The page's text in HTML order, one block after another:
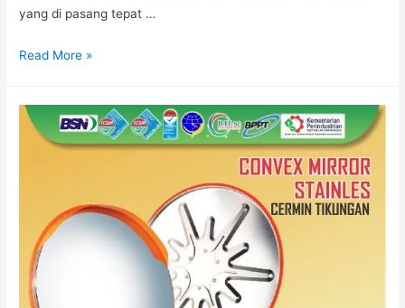
yang di pasang tepat …
Pabrik
Galvanis
Rekomendasi
Read More »